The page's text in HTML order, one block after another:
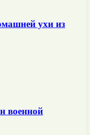
ухи из
военной